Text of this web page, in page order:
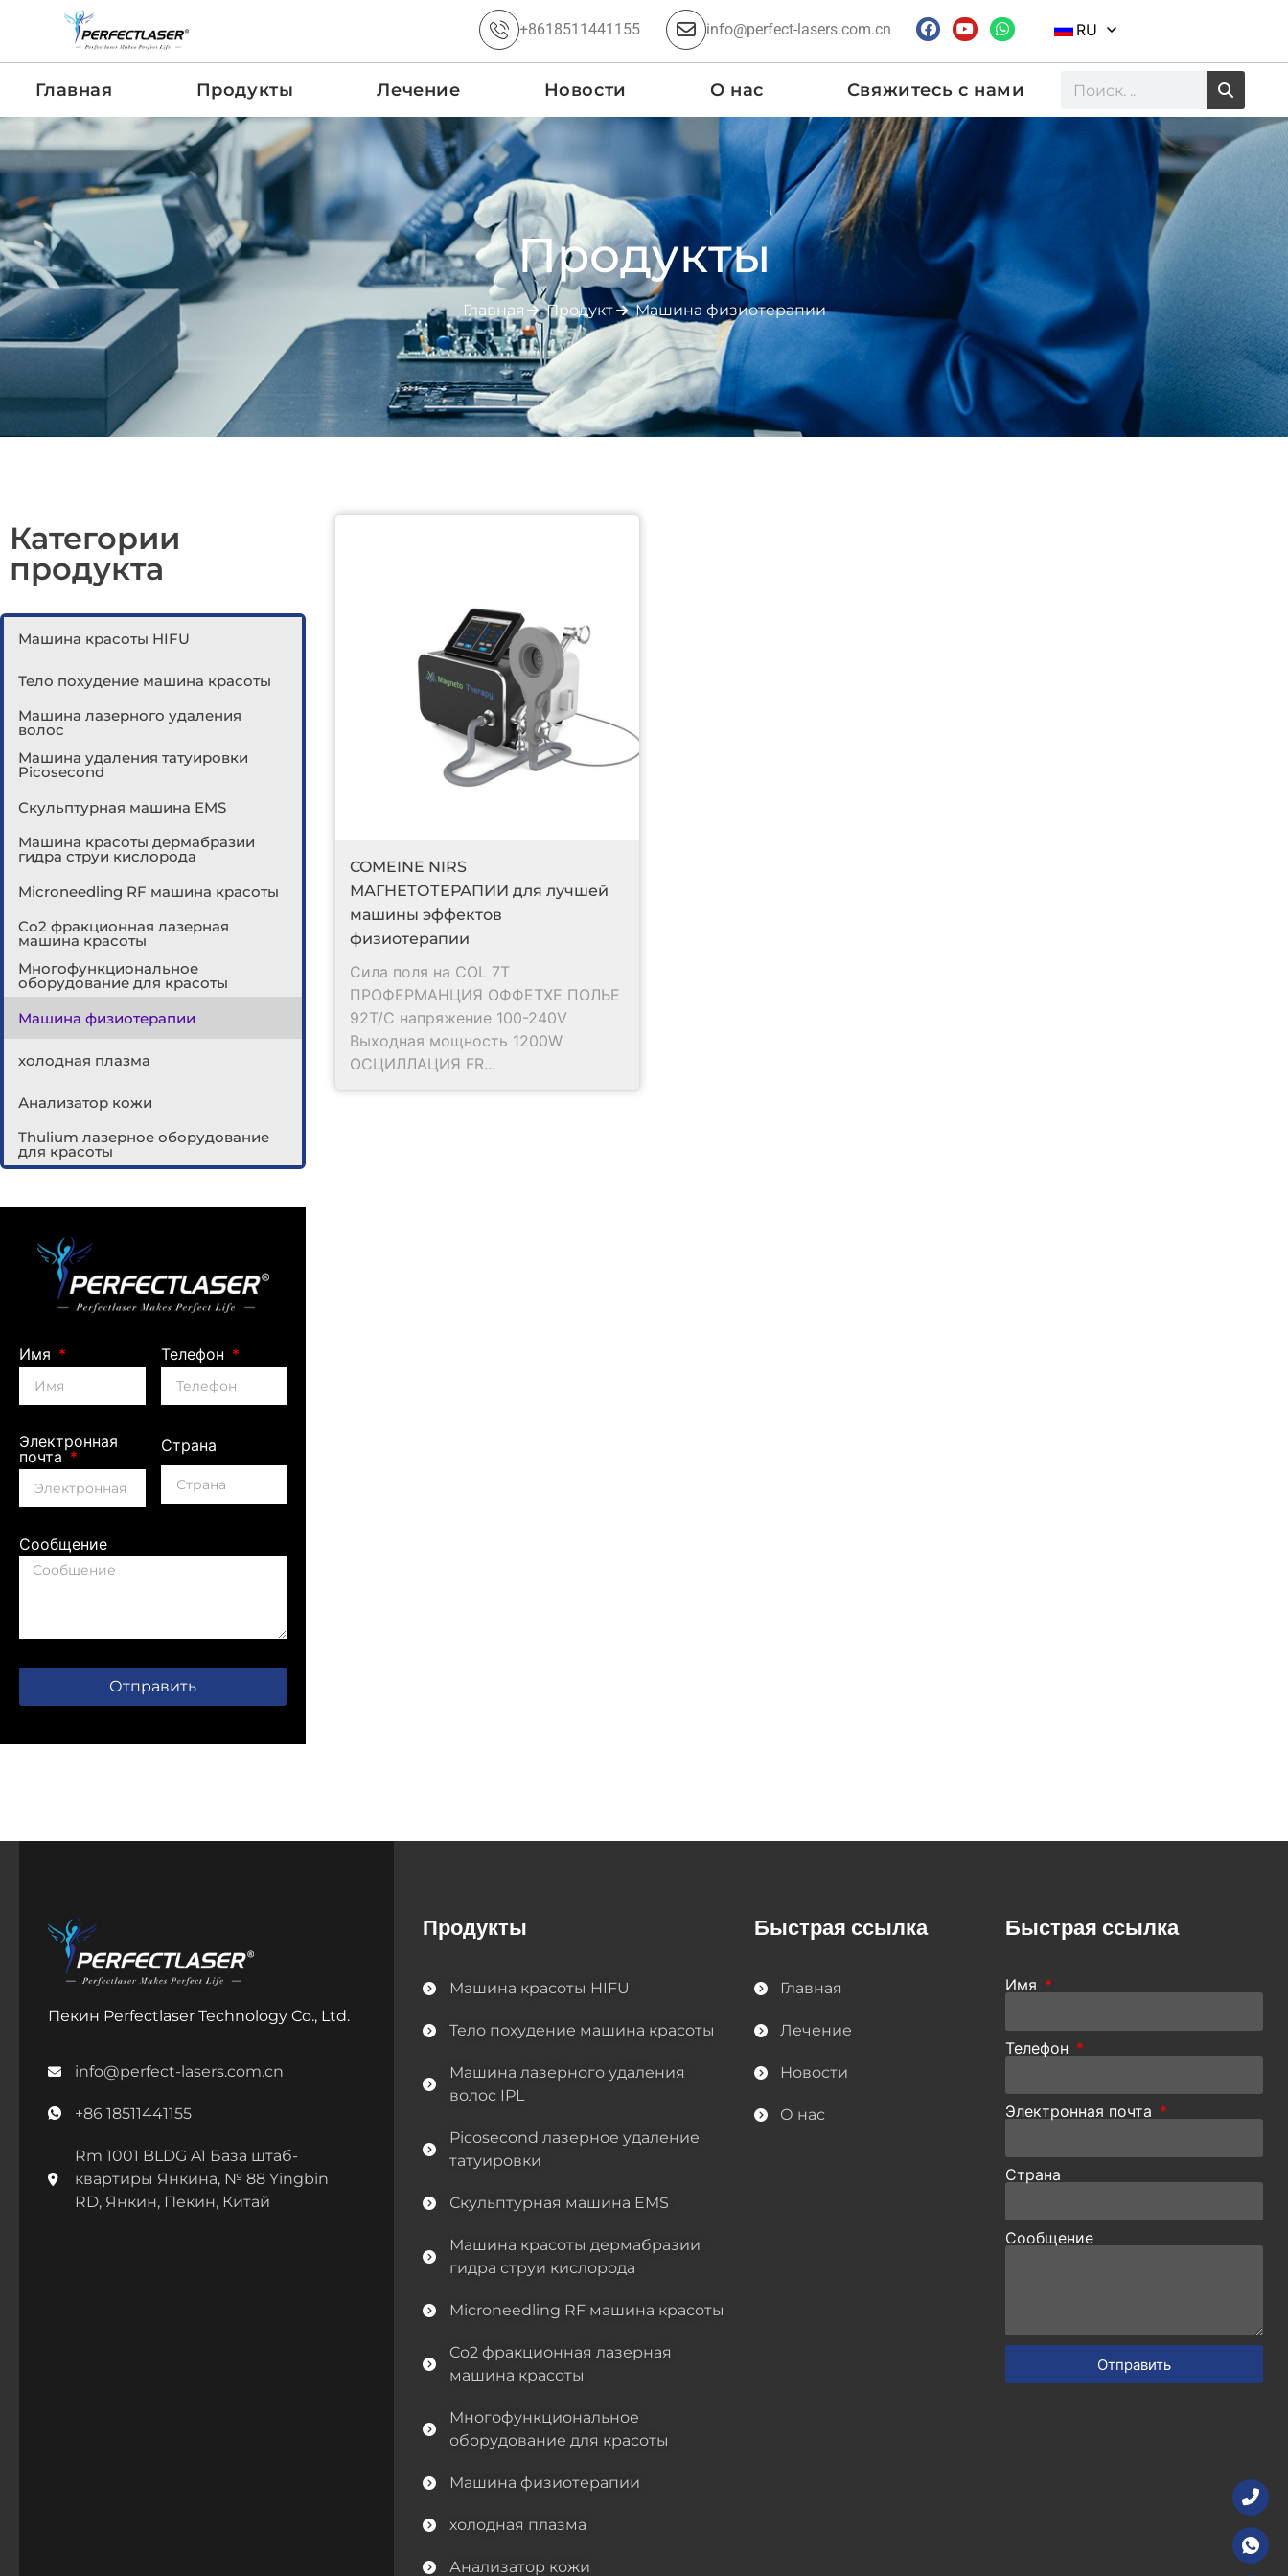
+8618511441155 info@perfect-lasers.com.cn RU
Главная Продукты Лечение Новости О нас Свяжитесь с нами
Продукты
Главная Продукт Машина физиотерапии
Категории
продукта
Машина красоты HIFU
Тело похудение машина красоты
Машина лазерного удаления
волос
Машина удаления татуировки
Picosecond
Скульптурная машина EMS
Машина красоты дермабразии
гидра струи кислорода
Microneedling RF машина красоты
Co2 фракционная лазерная
машина красоты
Многофункциональное
оборудование для красоты
Машина физиотерапии
холодная плазма
Анализатор кожи
Thulium лазерное оборудование
для красоты
Имя Телефон
Электронная
почта
Страна
Сообщение
Отправить
COMEINE NIRS
МАГНЕТОТЕРАПИИ для лучшей
машины эффектов
физиотерапии
Сила поля на COL 7Т
ПРОФЕРМАНЦИЯ ОФФЕТХЕ ПОЛЬЕ
92Т/С напряжение 100-240V
Выходная мощность 1200W
ОСЦИЛЛАЦИЯ FR...
Пекин Perfectlaser Technology Co., Ltd.
info@perfect-lasers.com.cn
+86 18511441155
Rm 1001 BLDG A1 База штаб-
квартиры Янкина, № 88 Yingbin
RD, Янкин, Пекин, Китай
Продукты
Машина красоты HIFU
Тело похудение машина красоты
Машина лазерного удаления
волос IPL
Picosecond лазерное удаление
татуировки
Скульптурная машина EMS
Машина красоты дермабразии
гидра струи кислорода
Microneedling RF машина красоты
Co2 фракционная лазерная
машина красоты
Многофункциональное
оборудование для красоты
Машина физиотерапии
холодная плазма
Анализатор кожи
Быстрая ссылка
Главная
Лечение
Новости
О нас
Быстрая ссылка
Имя
Телефон
Электронная почта
Страна
Сообщение
Отправить